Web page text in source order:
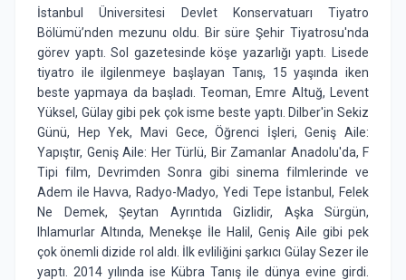
İstanbul Üniversitesi Devlet Konservatuarı Tiyatro
Bölümü’nden mezunu oldu. Bir süre Şehir Tiyatrosu'nda
görev yaptı. Sol gazetesinde köşe yazarlığı yaptı. Lisede
tiyatro ile ilgilenmeye başlayan Tanış, 15 yaşında iken
beste yapmaya da başladı. Teoman, Emre Altuğ, Levent
Yüksel, Gülay gibi pek çok isme beste yaptı. Dilber'in Sekiz
Günü, Hep Yek, Mavi Gece, Öğrenci İşleri, Geniş Aile:
Yapıştır, Geniş Aile: Her Türlü, Bir Zamanlar Anadolu'da, F
Tipi film, Devrimden Sonra gibi sinema filmlerinde ve
Adem ile Havva, Radyo-Madyo, Yedi Tepe İstanbul, Felek
Ne Demek, Şeytan Ayrıntıda Gizlidir, Aşka Sürgün,
Ihlamurlar Altında, Menekşe İle Halil, Geniş Aile gibi pek
çok önemli dizide rol aldı. İlk evliliğini şarkıcı Gülay Sezer ile
yaptı. 2014 yılında ise Kübra Tanış ile dünya evine girdi.